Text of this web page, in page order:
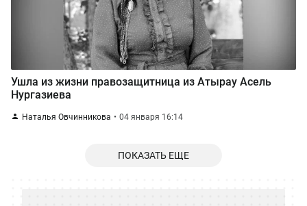
Ушла из жизни правозащитница из Атырау Асель
Нургазиева
Наталья Овчинникова 04 января 16:14
ПОКАЗАТЬ ЕЩЕ